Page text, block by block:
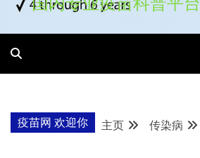
疫苗网 欢迎你 主页 传染病